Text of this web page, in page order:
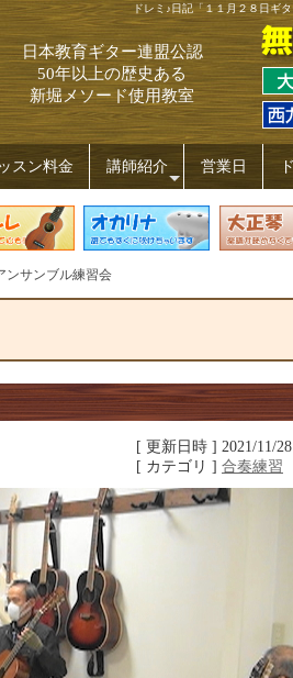
ドレミ♪日記「１１月２８日ギ
日本教育ギター連盟公認
50年以上の歴史ある
新堀メソード使用教室
スン料金 講師紹介 営業日
サンブル練習会
[ 更新日時 ] 2021/11/
[ カテゴリ ] 合奏練習